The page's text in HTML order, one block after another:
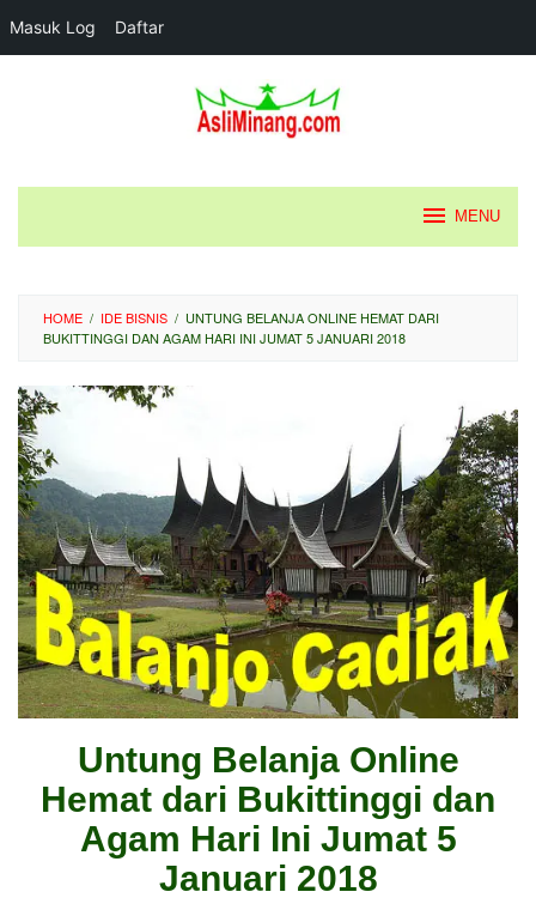
Masuk Log Daftar
MENU
HOME / IDE BISNIS / UNTUNG BELANJA ONLINE HEMAT DARI
BUKITTINGGI DAN AGAM HARI INI JUMAT 5 JANUARI 2018
Untung Belanja Online
Hemat dari Bukittinggi dan
Agam Hari Ini Jumat 5
Januari 2018